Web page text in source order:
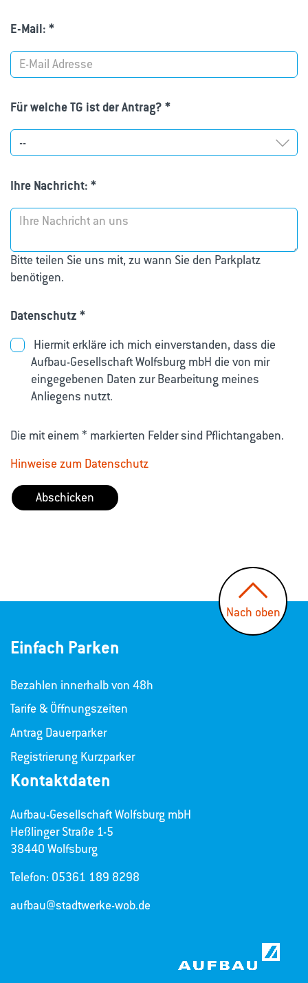
E-Mail: *
Für welche TG ist der Antrag? *
Ihre Nachricht: *
Bitte teilen Sie uns mit, zu wann Sie den Parkplatz
benötigen.
Datenschutz *
Hiermit erkläre ich mich einverstanden, dass die
Aufbau-Gesellschaft Wolfsburg mbH die von mir
eingegebenen Daten zur Bearbeitung meines
Anliegens nutzt.
Die mit einem * markierten Felder sind Pflichtangaben.
Hinweise zum Datenschutz
Abschicken
Nach oben
Einfach Parken
Bezahlen innerhalb von 48h
Tarife & Öffnungszeiten
Antrag Dauerparker
Registrierung Kurzparker
Kontaktdaten
Aufbau-Gesellschaft Wolfsburg mbH
Heßlinger Straße 1-5
38440 Wolfsburg
Telefon: 05361 189 8298
aufbau@stadtwerke-wob.de